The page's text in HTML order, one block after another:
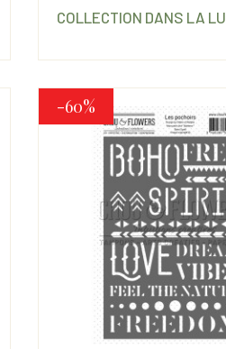
COLLECTION DANS LA
-60%